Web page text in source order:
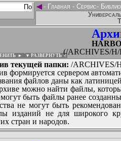
◄- Главная - Сервис-
(/ARCHIVES/H/
► ▼ РАЗВЕРНУТЬ ▼
текущей папки: /ARCHIVES/
формируется сервером
файлов даны как
можно найти файлы,
быть файлы ранее
не могут быть
изданий не для широкого
стран и народов.